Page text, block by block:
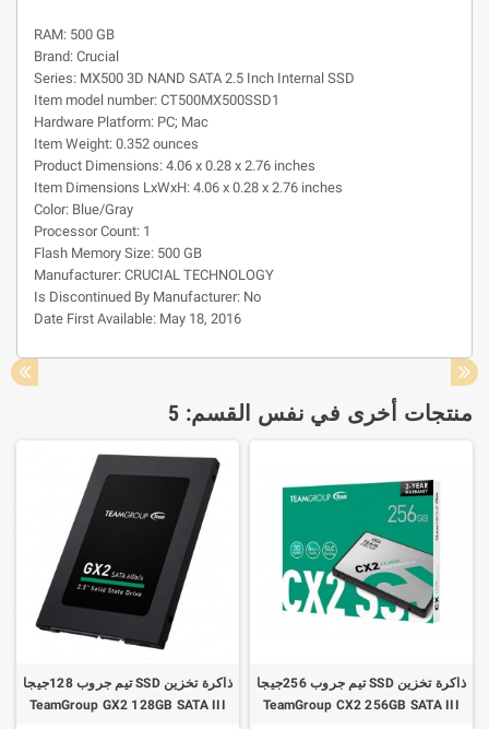
RAM: 500 GB
Brand: Crucial
Series: MX500 3D NAND SATA 2.5 Inch Internal SSD
Item model number: CT500MX500SSD1
Hardware Platform: PC; Mac
Item Weight: 0.352 ounces
Product Dimensions: 4.06 x 0.28 x 2.76 inches
Item Dimensions LxWxH: 4.06 x 0.28 x 2.76 inches
Color: Blue/Gray
Processor Count: 1
Flash Memory Size: 500 GB
Manufacturer: CRUCIAL TECHNOLOGY
Is Discontinued By Manufacturer: No
Date First Available: May 18, 2016
منتجات أخرى في نفس القسم: 5
ذاكرة تخزين SSD تيم جروب 256جيجا
TeamGroup CX2 256GB SATA III
ذاكرة تخزين SSD تيم جروب 128جيجا
TeamGroup GX2 128GB SATA III